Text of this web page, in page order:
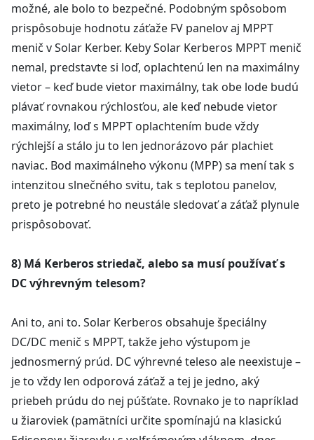
možné, ale bolo to bezpečné. Podobným spôsobom
prispôsobuje hodnotu záťaže FV panelov aj MPPT
menič v Solar Kerber. Keby Solar Kerberos MPPT menič
nemal, predstavte si loď, oplachtenú len na maximálny
vietor – keď bude vietor maximálny, tak obe lode budú
plávať rovnakou rýchlosťou, ale keď nebude vietor
maximálny, loď s MPPT oplachtením bude vždy
rýchlejší a stálo ju to len jednorázovo pár plachiet
naviac. Bod maximálneho výkonu (MPP) sa mení tak s
intenzitou slnečného svitu, tak s teplotou panelov,
preto je potrebné ho neustále sledovať a záťaž plynule
prispôsobovať.
8) Má Kerberos striedač, alebo sa musí používať s
DC výhrevným telesom?
Ani to, ani to. Solar Kerberos obsahuje špeciálny
DC/DC menič s MPPT, takže jeho výstupom je
jednosmerný prúd. DC výhrevné teleso ale neexistuje –
je to vždy len odporová záťaž a tej je jedno, aký
priebeh prúdu do nej púšťate. Rovnako je to napríklad
u žiaroviek (pamätníci určite spomínajú na klasickú